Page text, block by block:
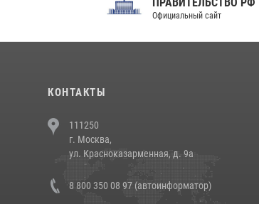
Официальный сайт
КОНТАКТЫ
111250
г. Москва,
ул. Красноказарменная, д. 9а
8 800 350 08 97 (автоинформатор)